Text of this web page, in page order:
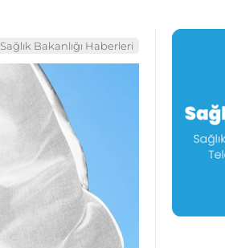
Sağlık Bakanlığı Haberleri